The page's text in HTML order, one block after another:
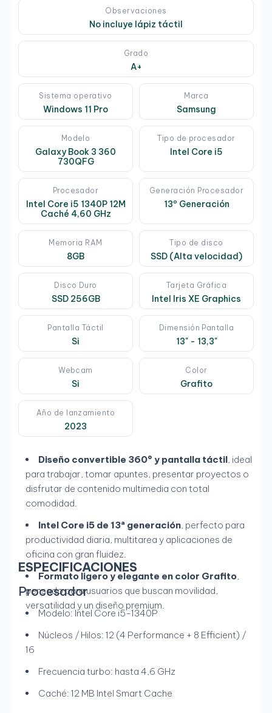
Observaciones
No incluye lápiz táctil
Grado
A+
Sistema operativo
Windows 11 Pro
Marca
Samsung
Modelo
Galaxy Book 3 360
730QFG
Tipo de procesador
Intel Core i5
Procesador
Intel Core i5 1340P 12M
Caché 4,60 GHz
Generación Procesador
13º Generación
Memoria RAM
8GB
Tipo de disco
SSD (Alta velocidad)
Disco Duro
SSD 256GB
Tarjeta Gráfica
Intel Iris XE Graphics
Pantalla Táctil
Si
Dimensión Pantalla
13" - 13,3"
Webcam
Si
Color
Grafito
Año de lanzamiento
2023
Diseño convertible 360° y pantalla táctil, ideal
para trabajar, tomar apuntes, presentar proyectos o
disfrutar de contenido multimedia con total
comodidad.
Intel Core i5 de 13ª generación, perfecto para
productividad diaria, multitarea y aplicaciones de
oficina con gran fluidez.
Formato ligero y elegante en color Grafito,
pensado para usuarios que buscan movilidad,
versatilidad y un diseño premium.
ESPECIFICACIONES
Procesador
Modelo: Intel Core i5-1340P
Núcleos / Hilos: 12 (4 Performance + 8 Efficient) /
16
Frecuencia turbo: hasta 4,6 GHz
Caché: 12 MB Intel Smart Cache